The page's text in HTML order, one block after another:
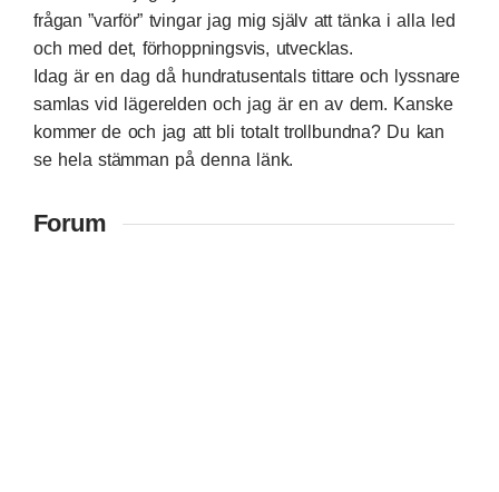
frågan ”varför” tvingar jag mig själv att tänka i alla led
och med det, förhoppningsvis, utvecklas.
Idag är en dag då hundratusentals tittare och lyssnare
samlas vid lägerelden och jag är en av dem. Kanske
kommer de och jag att bli totalt trollbundna? Du kan
se hela stämman på denna länk.
Forum